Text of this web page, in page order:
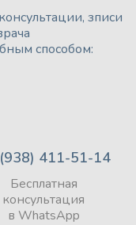
зписи
способом:
411-51-14
Бесплатная
консультация
в WhatsApp